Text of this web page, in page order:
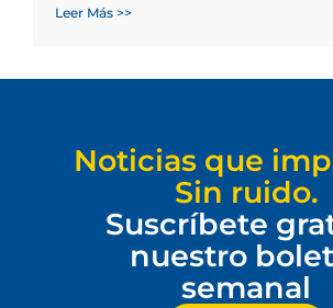
Leer Más >>
Noticias que
Sin ruido.
Suscríbete
nuestro
semanal